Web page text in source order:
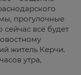
прогулочные
всё будет
житель Керчи.
утра,